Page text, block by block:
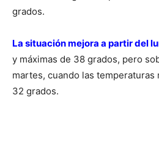
grados.
La situación mejora a partir del
y máximas de 38 grados, pero
martes, cuando las temperaturas
32 grados.